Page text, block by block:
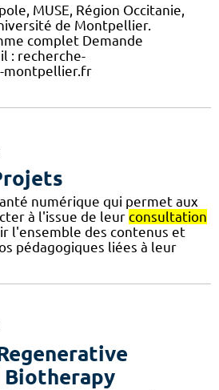
MUSE, Région Occitanie,
de Montpellier.
complet Demande
: recherche-
montpellier.fr
numérique qui permet aux
à l'issue de leur consultation
l'ensemble des contenus et
pédagogiques liées à leur
Biotherapy